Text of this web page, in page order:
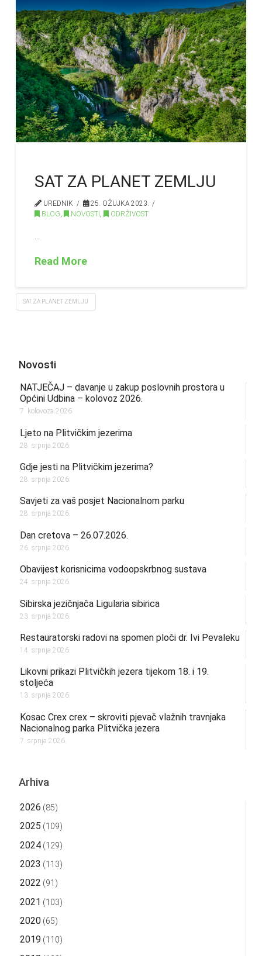
SAT ZA PLANET ZEMLJU
UREDNIK
25. OŽUJKA 2023.
BLOG, NOVOSTI , ODRŽIVOST
Read More
SAT ZA PLANET ZEMLJU
Novosti
NATJEČAJ – davanje u zakup poslovnih prostora u
Općini Udbina – kolovoz 2026.
7. kolovoza 2026.
Ljeto na Plitvičkim jezerima
28. srpnja 2026.
Gdje jesti na Plitvičkim jezerima?
28. srpnja 2026.
Savjeti za vaš posjet Nacionalnom parku
28. srpnja 2026.
Dan cretova – 26.07.2026.
26. srpnja 2026.
Obavijest korisnicima vodoopskrbnog sustava
24. srpnja 2026.
Sibirska jezičnjača Ligularia sibirica
23. srpnja 2026.
Restauratorski radovi na spomen ploči dr. Ivi Pevaleku
14. srpnja 2026.
Likovni prikazi Plitvičkih jezera tijekom 18. i 19.
stoljeća
13. srpnja 2026.
Kosac Crex crex – skroviti pjevač vlažnih travnjaka
Nacionalnog parka Plitvička jezera
7. srpnja 2026.
Arhiva
2026 (85)
2025 (109)
2024(129)
2023 (113)
2022 (91)
2021 (103)
2020(65)
2019 (110)